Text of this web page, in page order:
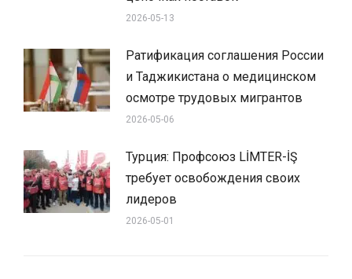
2026-05-13
Ратификация соглашения России
и Таджикистана о медицинском
осмотре трудовых мигрантов
2026-05-06
Турция: Профсоюз LİMTER-İŞ
требует освобождения своих
лидеров
2026-05-01